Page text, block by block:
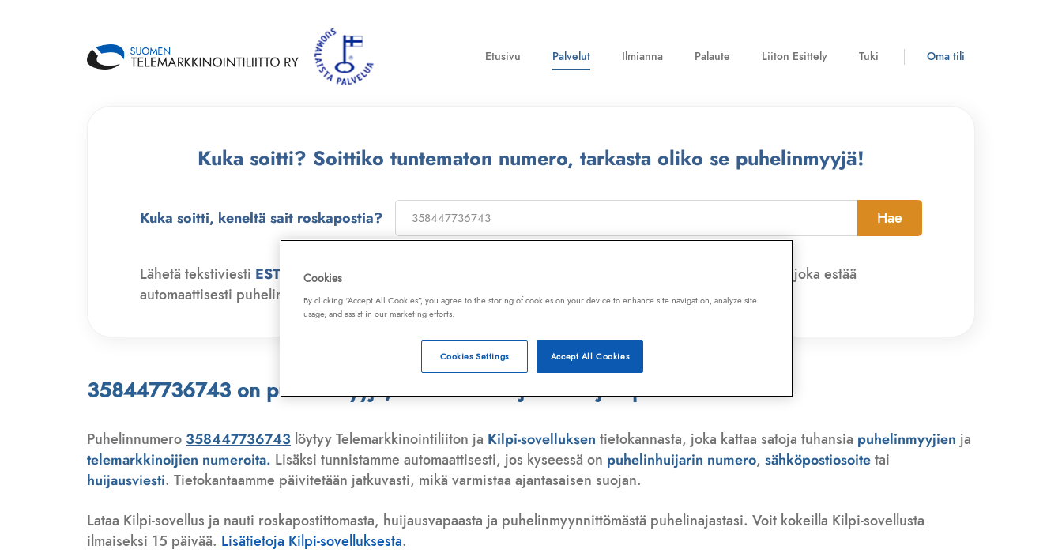
Etusivu Palvelut Ilmianna Palaute Liiton Esittely Tuki Oma tili
Kuka soitti? Soittiko tuntematon numero, tarkasta oliko se puhelinmyyjä!
Kuka soitti, keneltä sait roskapostia? Hae
Lähetä tekstiviesti ESTO numeroon
, niin saat laajan telemarkkinointikiellon ja Kilpi-sovelluksen, joka estää
automaattisesti puhelinmyyjien soitot, huijaussoitot, huijausviestit ja roskapostit.
358447736743 on puhelinmyyjä, telemarkkinoija tai huijauspuhelu
Puhelinnumero 358447736743 löytyy Telemarkkinointiliiton ja Kilpi-sovelluksen tietokannasta, joka kattaa satoja tuhansia puhelinmyyjien ja
telemarkkinoijien numeroita. Lisäksi tunnistamme automaattisesti, jos kyseessä on puhelinhuijarin numero, sähköpostiosoitetai
huijausviesti. Tietokantaamme päivitetään jatkuvasti, mikä varmistaa ajantasaisen suojan.
Lataa Kilpi-sovellus ja nauti roskapostittomasta, huijausvapaasta ja puhelinmyynnittömästä puhelinajastasi. Voit kokeilla Kilpi-sovellusta
ilmaiseksi 15 päivää. Lisätietoja Kilpi-sovelluksesta.
Cookies
By clicking “Accept All Cookies”, you agree to the storing of cookies on your device to enhance site navigation, analyze site
usage, and assist in our marketing efforts.
Accept All Cookies
Cookies Settings